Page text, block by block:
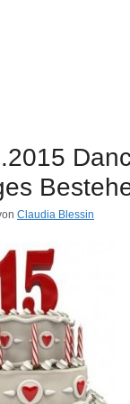
Claudia Blessin